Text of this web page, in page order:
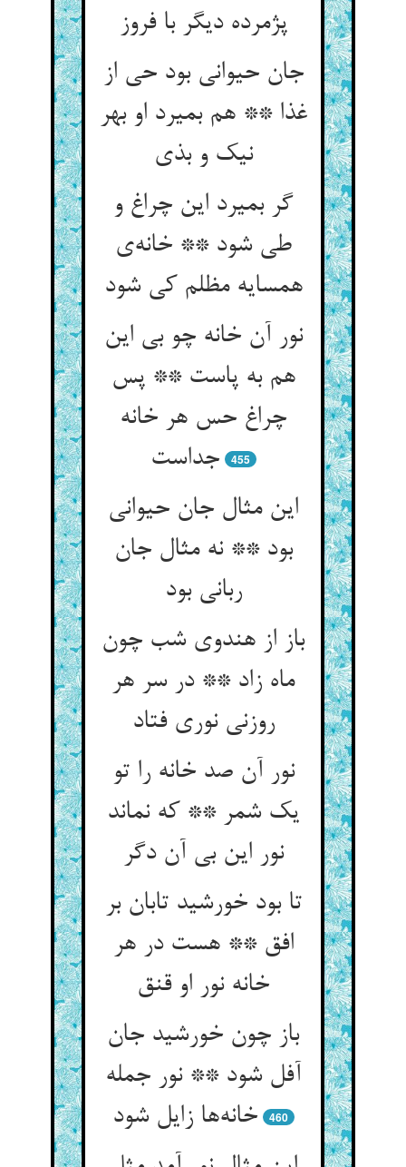
پژمرده دیگر با فروز
جان حیوانی بود حی از
غذا ** هم بمیرد او بهر
نیک و بذی
گر بمیرد این چراغ و
طی شود ** خانه‌ی
همسایه مظلم کی شود
نور آن خانه چو بی این
هم به پاست ** پس
چراغ حس هر خانه
جداست
455
این مثال جان حیوانی
بود ** نه مثال جان
ربانی بود
باز از هندوی شب چون
ماه زاد ** در سر هر
روزنی نوری فتاد
نور آن صد خانه را تو
یک شمر ** که نماند
نور این بی آن دگر
تا بود خورشید تابان بر
افق ** هست در هر
خانه نور او قنق
باز چون خورشید جان
آفل شود ** نور جمله
خانه‌ها زایل شود
460